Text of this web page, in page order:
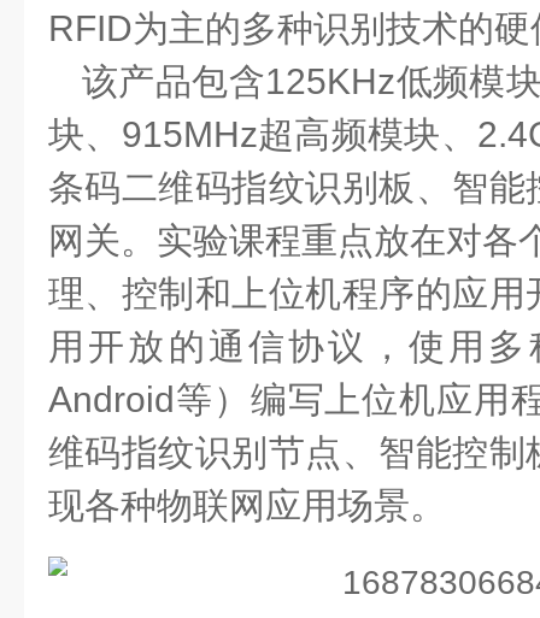
RFID为主的多种识别技术的
该产品包含125KHz低频模
块、915MHz超高频模块、
条码二维码指纹识别板、智
网关。实验课程重点放在对各
理、控制和上位机程序的应
用开放的通信协议，使用
Android等）编写上位机应用
维码指纹识别节点、智能控
现各种物联网应用场景。